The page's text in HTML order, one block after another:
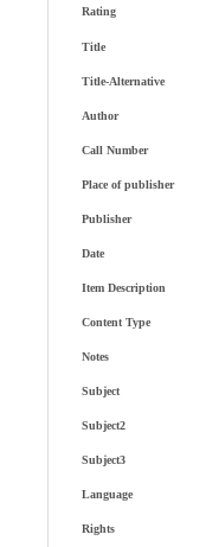
Rating
Title
Title-Alternative
Author
Call Number
Place of publisher
Publisher
Date
Item Description
Content Type
Notes
Subject
Subject2
Subject3
Language
Rights